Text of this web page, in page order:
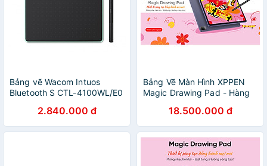
Bảng vẽ Wacom Intuos
Bluetooth S CTL-4100WL/E0
2.840.000 đ
Bảng Vẽ Màn Hình XPPEN
Magic Drawing Pad - Hàng
18.500.000 đ